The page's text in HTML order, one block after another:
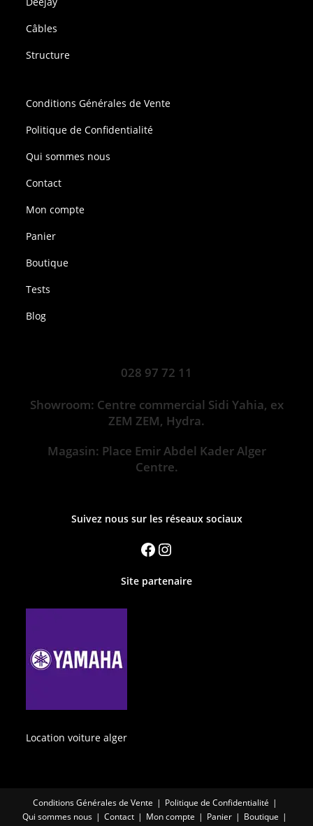
Câbles
Structure
Conditions Générales de Vente
Politique de Confidentialité
Qui sommes nous
Contact
Mon compte
Panier
Boutique
Tests
Blog
028 97 72 11
Showroom: Centre commercial Sidi Yahia, ex
ZEM ZEM, Hydra.
Magasin: Place Emir Abdel Kader Alger
Centre.
Suivez nous sur les réseaux sociaux
Site partenaire
Location voiture alger
Conditions Générales de Vente
Politique de Confidentialité
Qui sommes nous
Contact Mon compte Panier
Boutique